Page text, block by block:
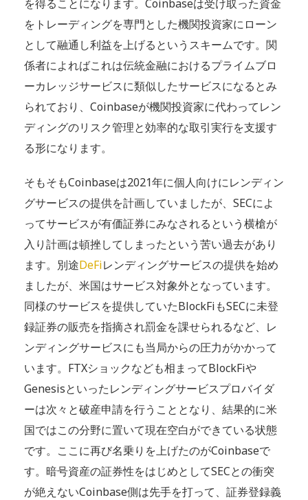
を得ることになります。Coinbaseは受け取った資金
をトレーディングを専門とした機関投資家にローン
として融通し利益を上げるというスキームです。関
係者によればこれは伝統金融におけるプライムブロ
ーカレッジサービスに類似したサービスになるとみ
られており、Coinbaseが機関投資家に代わってレン
ディングのリスク管理と効率的な取引実行を支援す
る形になります。
そもそもCoinbaseは2021年に個人向けにレンディン
グサービスの提供を計画していましたが、SECによ
ってサービスが有価証券にみなされるという横槍が
入り計画は頓挫してしまったという苦い過去があり
ます。別途DeFiレンディングサービスの提供を始め
ましたが、米国はサービス対象外となっています。
同様のサービスを提供していたBlockFiもSECに未登
録証券の販売を指摘され罰金を課せられるなど、レ
ンディングサービスにも当局からの圧力がかかって
います。FTXショックなども相まってBlockFiや
Genesisといったレンディングサービスプロバイダ
ーは次々と破産申請を行うこととなり、結果的に米
国ではこの分野に置いて現在空白ができている状態
です。ここに再び名乗りを上げたのがCoinbaseで
す。暗号資産の証券性をはじめとしてSECとの衝突
が絶えないCoinbase側は先手を打って、証券登録義